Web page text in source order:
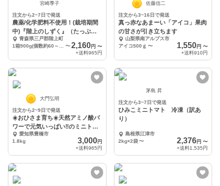
宮崎季子
注文から2~7日で発送
農薬/化学肥料不使用！(栽培期間
中)『階上のしずく』（たっぷり
９００g）
青森県三戸郡階上町
〜 2,160円 〜
+送料965円
佐藤信二
注文から3~16日で発送
真っ赤なあまーい「アイコ」果肉
の甘さが引き立ちます
山梨県南アルプス市
アイコ500ｇ 〜 1,550円 〜
+送料910円
大門弘明
注文から2~9日で発送
☀️おひさま育ち☀️天然アミノ酸パ
ワーで元気いっぱい‼️のミニトマ
ト 愛知県豊橋市
1.8kg
3,000円
+送料965円
茅島 昇
注文から3~7日で発送
ひみこミニトマト 冷凍（訳あ
り）
島根県江津市
2kg×2袋 〜 2,376円 〜
+送料1,535円